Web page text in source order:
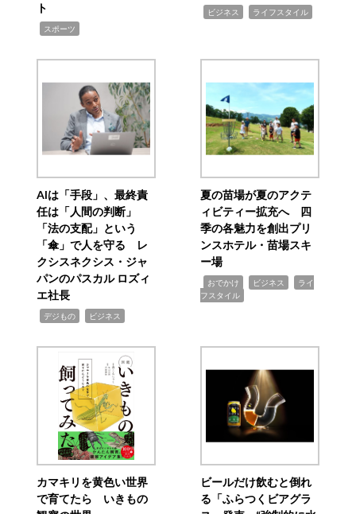
ト
スポーツ
ビジネス ライフスタイル
AIは「手段」、最終責
任は「人間の判断」
「法の支配」という
「傘」で人を守る レ
クシスネクシス・ジャ
パンのパスカル ロズィ
エ社長
デジもの ビジネス
夏の苗場が夏のアクテ
ィビティー拡充へ 四
季の各魅力を創出プリ
ンスホテル・苗場スキ
ー場
おでかけ ビジネス
ライ
フスタイル
カマキリを黄色い世界
で育てたら いきもの
ビールだけ飲むと倒れ
る「ふらつくビアグラ